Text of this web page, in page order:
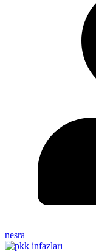
nesra